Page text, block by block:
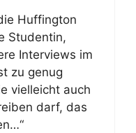
Huffington
Studentin,
Interviews im
zu genug
vielleicht auch
darf, das